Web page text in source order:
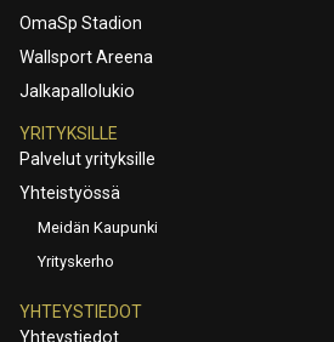
OmaSp Stadion
Wallsport Areena
Jalkapallolukio
YRITYKSILLE
Palvelut yrityksille
Yhteistyössä
Meidän Kaupunki
Yrityskerho
YHTEYSTIEDOT
Yhteystiedot